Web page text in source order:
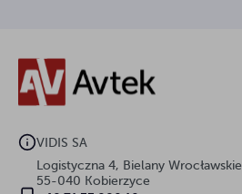
VIDIS SA
Logistyczna 4, Bielany Wrocławskie
55-040 Kobierzyce